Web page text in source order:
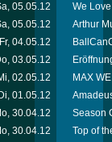
05.05.12
We
05.05.12
Arthur
Fr, 04.05.12
03.05.12
02.05.12
MAX
Di, 01.05.12
30.04.12
Season
30.04.12
Top of